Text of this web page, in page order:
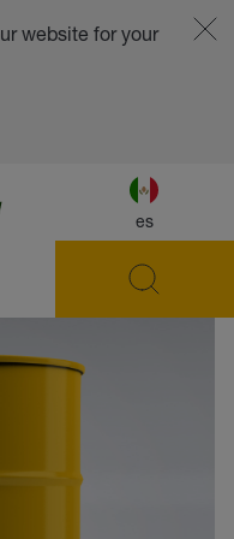
es
website for your